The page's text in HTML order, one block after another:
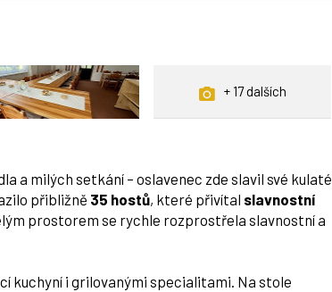
+ 17 dalších
a milých setkání – oslavenec zde slavil své kulaté
přibližně 35 hostů, které přivítal slavnostní
prostorem se rychle rozprostřela slavnostní a
kuchyní i grilovanými specialitami. Na stole